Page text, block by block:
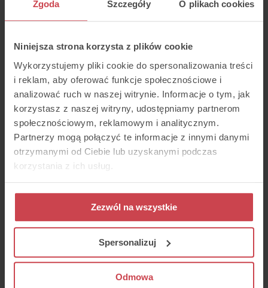
Zgoda Szczegóły O plikach cookies
Niniejsza strona korzysta z plików cookie
Wykorzystujemy pliki cookie do spersonalizowania treści
i reklam, aby oferować funkcje społecznościowe i
analizować ruch w naszej witrynie. Informacje o tym, jak
korzystasz z naszej witryny, udostępniamy partnerom
społecznościowym, reklamowym i analitycznym.
Partnerzy mogą połączyć te informacje z innymi danymi
otrzymanymi od Ciebie lub uzyskanymi podczas
korzystania z ich usług.
Zezwól na wszystkie
Spersonalizuj
Odmowa
Komunikaty do poruszania się
po menu głosowym
sprawach, a w Twojej firmie są osoby
dedykowane do obsługi tych spraw,
możesz dać klientowi możliwość
tonowego wyboru. Np:
Aby połączyć się z działem handlowym,
wybierz 1. Aby połączyć się dziełem
księgowym, wybierz 2.
Albo:
Jeśli chcesz złożyć zamówienie, wybierz 1
2.
takie jak autoryzacja klienta po
określonym w systemie numerze ID.
Należy wtedy poprosić klienta o tonowe
prowadzenie liczb. Np:
Jeśli jesteś już naszym klientem,
wciśnij #